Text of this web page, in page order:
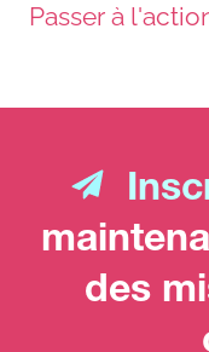
Passer à
des